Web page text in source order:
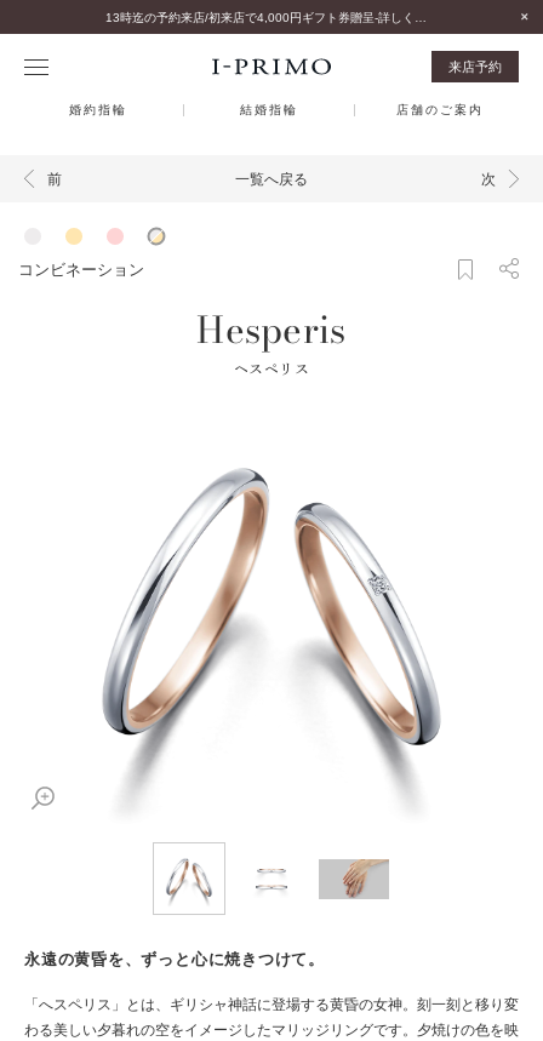
来店予約
婚約指輪 結婚指輪 店舗のご案内
前 一覧へ戻る 次
コンビネーション
Hesperis
ヘスペリス
永遠の黄昏を、ずっと心に焼きつけて。
「へスペリス」とは、ギリシャ神話に登場する黄昏の女神。刻一刻と移り変
わる美しい夕暮れの空をイメージしたマリッジリングです。夕焼けの色を映